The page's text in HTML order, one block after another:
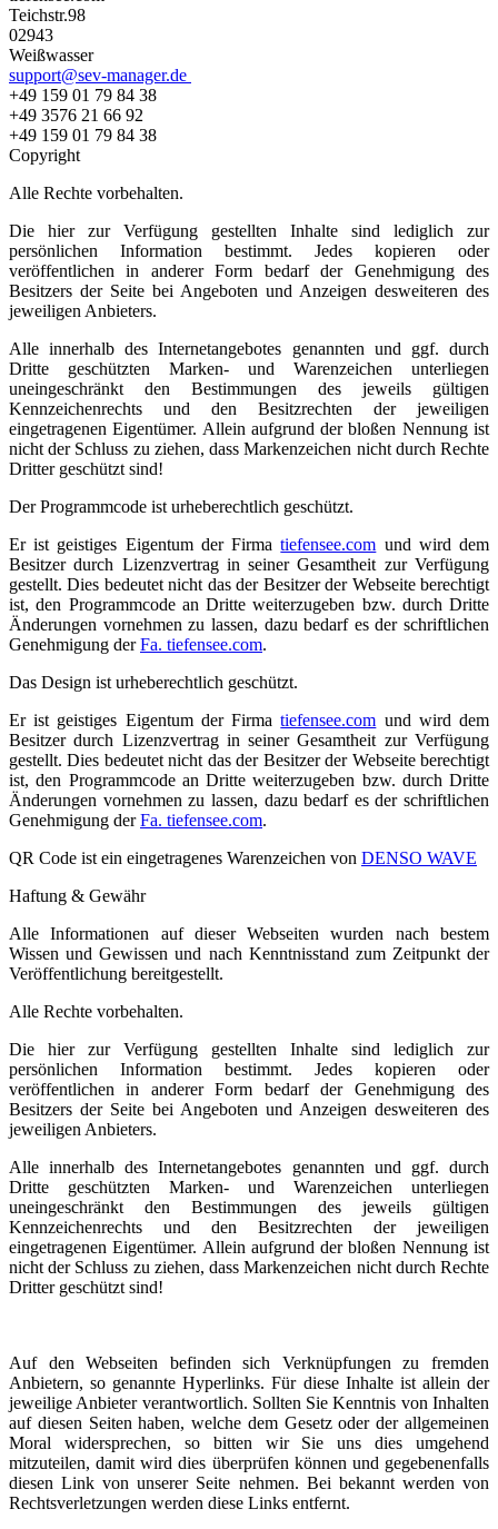
Teichstr.98
02943
Weißwasser
support@sev-manager.de
+49 159 01 79 84 38
+49 3576 21 66 92
+49 159 01 79 84 38
Copyright
Alle Rechte vorbehalten.
Die hier zur Verfügung gestellten Inhalte sind lediglich zur
persönlichen Information bestimmt. Jedes kopieren oder
veröffentlichen in anderer Form bedarf der Genehmigung des
Besitzers der Seite bei Angeboten und Anzeigen desweiteren des
jeweiligen Anbieters.
Alle innerhalb des Internetangebotes genannten und ggf. durch
Dritte geschützten Marken- und Warenzeichen unterliegen
uneingeschränkt den Bestimmungen des jeweils gültigen
Kennzeichenrechts und den Besitzrechten der jeweiligen
eingetragenen Eigentümer. Allein aufgrund der bloßen Nennung ist
nicht der Schluss zu ziehen, dass Markenzeichen nicht durch Rechte
Dritter geschützt sind!
Der Programmcode ist urheberechtlich geschützt.
Er ist geistiges Eigentum der Firmatiefensee.com und wird dem
Besitzer durch Lizenzvertrag in seiner Gesamtheit zur Verfügung
gestellt. Dies bedeutet nicht das der Besitzer der Webseite berechtigt
ist, den Programmcode an Dritte weiterzugeben bzw. durch Dritte
Änderungen vornehmen zu lassen, dazu bedarf es der schriftlichen
Genehmigung derFa. tiefensee.com.
Das Design ist urheberechtlich geschützt.
Er ist geistiges Eigentum der Firmatiefensee.com und wird dem
Besitzer durch Lizenzvertrag in seiner Gesamtheit zur Verfügung
gestellt. Dies bedeutet nicht das der Besitzer der Webseite berechtigt
ist, den Programmcode an Dritte weiterzugeben bzw. durch Dritte
Änderungen vornehmen zu lassen, dazu bedarf es der schriftlichen
Genehmigung derFa. tiefensee.com.
QR Code ist ein eingetragenes Warenzeichen von DENSO WAVE
Haftung & Gewähr
Alle Informationen auf dieser Webseiten wurden nach bestem
Wissen und Gewissen und nach Kenntnisstand zum Zeitpunkt der
Veröffentlichung bereitgestellt.
Alle Rechte vorbehalten.
Die hier zur Verfügung gestellten Inhalte sind lediglich zur
persönlichen Information bestimmt. Jedes kopieren oder
veröffentlichen in anderer Form bedarf der Genehmigung des
Besitzers der Seite bei Angeboten und Anzeigen desweiteren des
jeweiligen Anbieters.
Alle innerhalb des Internetangebotes genannten und ggf. durch
Dritte geschützten Marken- und Warenzeichen unterliegen
uneingeschränkt den Bestimmungen des jeweils gültigen
Kennzeichenrechts und den Besitzrechten der jeweiligen
eingetragenen Eigentümer. Allein aufgrund der bloßen Nennung ist
nicht der Schluss zu ziehen, dass Markenzeichen nicht durch Rechte
Dritter geschützt sind!
Auf den Webseiten befinden sich Verknüpfungen zu fremden
Anbietern, so genannte Hyperlinks. Für diese Inhalte ist allein der
jeweilige Anbieter verantwortlich. Sollten Sie Kenntnis von Inhalten
auf diesen Seiten haben, welche dem Gesetz oder der allgemeinen
Moral widersprechen, so bitten wir Sie uns dies umgehend
mitzuteilen, damit wird dies überprüfen können und gegebenenfalls
diesen Link von unserer Seite nehmen. Bei bekannt werden von
Rechtsverletzungen werden diese Links entfernt.